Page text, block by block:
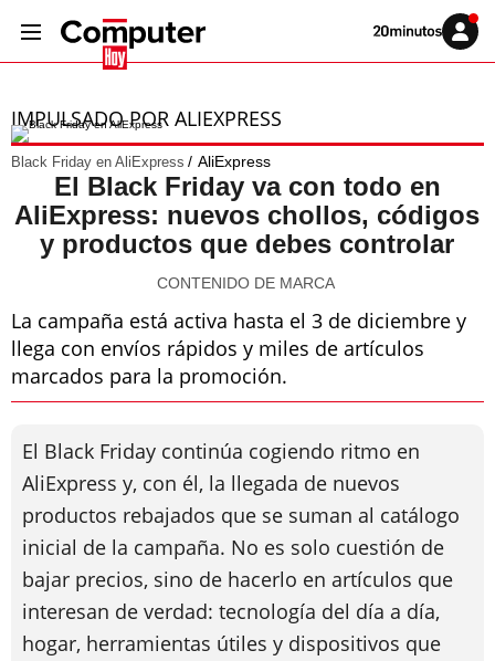
Volver
Iniciar
sesión
IMPULSADO POR ALIEXPRESS
Black Friday en AliExpress AliExpress
El Black Friday va con todo en
AliExpress: nuevos chollos, códigos
y productos que debes controlar
CONTENIDO DE MARCA
La campaña está activa hasta el 3 de diciembre y
llega con envíos rápidos y miles de artículos
marcados para la promoción.
El Black Friday continúa cogiendo ritmo en
AliExpress y, con él, la llegada de nuevos
productos rebajados que se suman al catálogo
inicial de la campaña. No es solo cuestión de
bajar precios, sino de hacerlo en artículos que
interesan de verdad: tecnología del día a día,
hogar, herramientas útiles y dispositivos que